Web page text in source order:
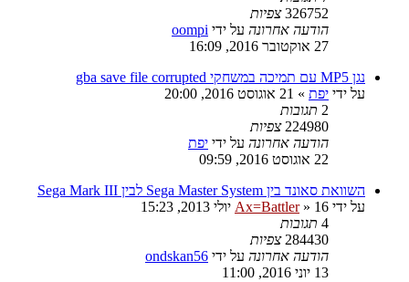
326752 צפיות
הודעה אחרונה על ידי oompi
27 אוקטובר 2016, 16:09
נגן MP5 עם תמיכה במשחקי gba save file corrupted
על ידי יפת » 21 אוגוסט 2016, 20:00
2 תגובות
224980 צפיות
הודעה אחרונה על ידי יפת
22 אוגוסט 2016, 09:59
השוואת סאונד בין Sega Master System לבין Sega Mark III
על ידי
Ax=Battler» 16 יולי 2013, 15:23
4 תגובות
284430 צפיות
הודעה אחרונה על ידי ondskan56
13 יוני 2016, 11:00